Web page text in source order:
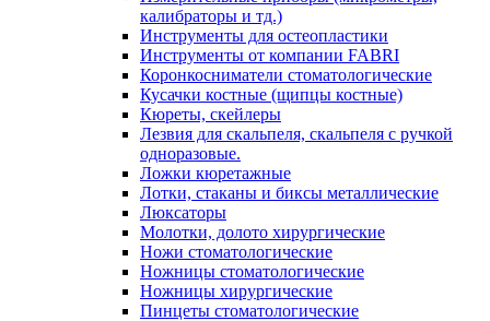
калибраторы и тд.)
Инструменты для остеопластики
Инструменты от компании FABRI
Коронкосниматели стоматологические
Кусачки костные (щипцы костные)
Кюреты, скейлеры
Лезвия для скальпеля, скальпеля с ручкой
одноразовые.
Ложки кюретажные
Лотки, стаканы и биксы металлические
Люксаторы
Молотки, долото хирургические
Ножи стоматологические
Ножницы стоматологические
Ножницы хирургические
Пинцеты стоматологические